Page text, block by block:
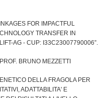
FOR IMPACTFUL
TRANSFER IN
AG - CUP: I33C23007790006”.
BRUNO MEZZETTI
DELLA FRAGOLA PER
ADATTABILITA' E